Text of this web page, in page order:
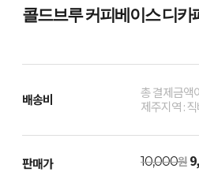
콜드브루 커피베이스 디카
배송비
총 결제금액
제주지역 :
판매가 10,000원